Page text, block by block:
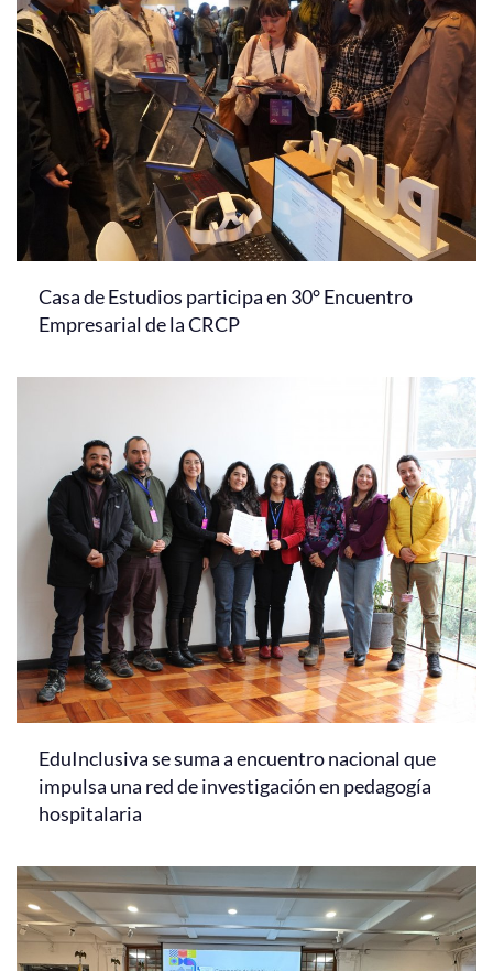
Casa de Estudios participa en 30° Encuentro
Empresarial de la CRCP
EduInclusiva se suma a encuentro nacional que
impulsa una red de investigación en pedagogía
hospitalaria